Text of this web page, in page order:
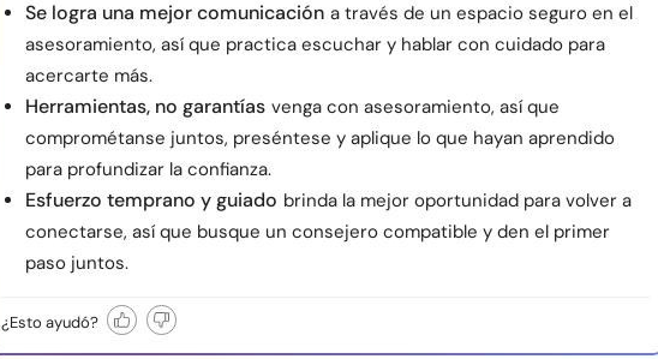
Se logra una mejor comunicación a través de un espacio seguro en el
asesoramiento, así que practica escuchar y hablar con cuidado para
acercarte más.
Herramientas, no garantías venga con asesoramiento, así que
comprométanse juntos, preséntese y aplique lo que hayan aprendido
para profundizar la confianza.
Esfuerzo temprano y guiado brinda la mejor oportunidad para volver a
conectarse, así que busque un consejero compatible y den el primer
paso juntos.
¿Esto ayudó?